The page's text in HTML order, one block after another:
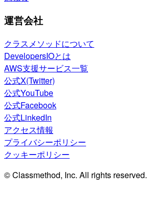
運営会社
クラスメソッドについて
DevelopersIOとは
AWS支援サービス一覧
公式X(Twitter)
公式YouTube
公式Facebook
公式LinkedIn
アクセス情報
プライバシーポリシー
クッキーポリシー
© Classmethod, Inc. All rights reserved.